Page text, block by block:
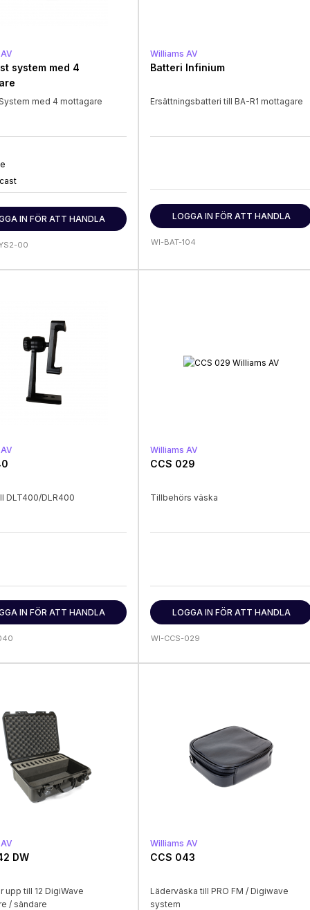
system med 4
med 4 mottagare
IN FÖR ATT HANDLA
00
Williams AV
Batteri Infinium
Ersättningsbatteri till BA-R1 mottagare
LOGGA IN FÖR ATT HANDLA
WI-BAT-104
DLT400/DLR400
IN FÖR ATT HANDLA
Williams AV
CCS 029
Tillbehörs väska
LOGGA IN FÖR ATT HANDLA
WI-CCS-029
DW
upp till 12 DigiWave
/ sändare
Williams AV
CCS 043
Läderväska till PRO FM / Digiwave
system